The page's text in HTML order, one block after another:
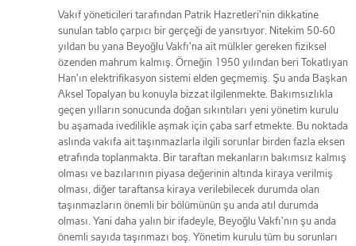
Vakıf yöneticileri tarafından Patrik Hazretleri'nin dikkatine
sunulan tablo çarpıcı bir gerçeği de yansıtıyor. Nitekim 50-60
yıldan bu yana Beyoğlu Vakfı'na ait mülkler gereken fiziksel
özenden mahrum kalmış. Örneğin 1950 yılından beri Tokatlıyan
Han'ın elektrifikasyon sistemi elden geçmemiş. Şu anda Başkan
Aksel Topalyan bu konuyla bizzat ilgilenmekte. Bakımsızlıkla
geçen yılların sonucunda doğan sıkıntıları yeni yönetim kurulu
bu aşamada ivedilikle aşmak için çaba sarf etmekte. Bu noktada
aslında vakıfa ait taşınmazlarla ilgili sorunlar birden fazla eksen
etrafında toplanmakta. Bir taraftan mekanların bakımsız kalmış
olması ve bazılarının piyasa değerinin altında kiraya verilmiş
olması, diğer taraftansa kiraya verilebilecek durumda olan
taşınmazların önemli bir bölümünün şu anda atıl durumda
olması. Yani daha yalın bir ifadeyle, Beyoğlu Vakfı'nın şu anda
önemli sayıda taşınmazı boş. Yönetim kurulu tüm bu sorunları